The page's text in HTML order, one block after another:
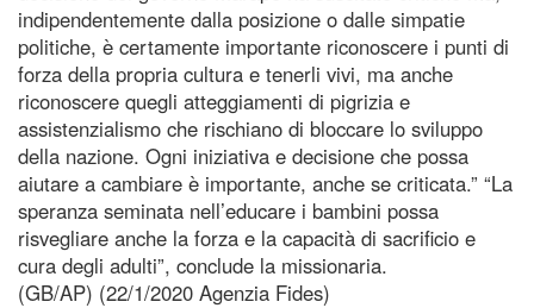
indipendentemente dalla posizione o dalle simpatie
politiche, è certamente importante riconoscere i punti di
forza della propria cultura e tenerli vivi, ma anche
riconoscere quegli atteggiamenti di pigrizia e
assistenzialismo che rischiano di bloccare lo sviluppo
della nazione. Ogni iniziativa e decisione che possa
aiutare a cambiare è importante, anche se criticata.” “La
speranza seminata nell’educare i bambini possa
risvegliare anche la forza e la capacità di sacrificio e
cura degli adulti”, conclude la missionaria.
(GB/AP) (22/1/2020 Agenzia Fides)